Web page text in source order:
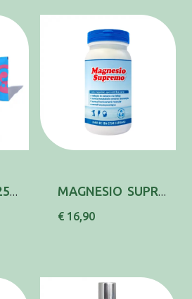
Lidina MG, 0,125 mg/0,5 mL x 20 sol col unido... MAGNESIO SUPREMO PO 150G MAGNESIO (CARBONATO)...
€ 16,90